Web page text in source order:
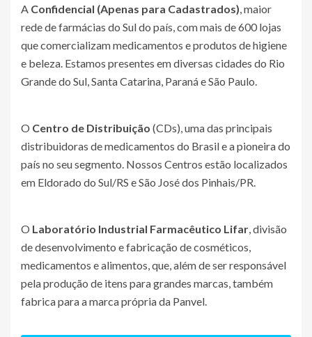
A Confidencial (Apenas para Cadastrados), maior
rede de farmácias do Sul do país, com mais de 600 lojas
que comercializam medicamentos e produtos de higiene
e beleza. Estamos presentes em diversas cidades do Rio
Grande do Sul, Santa Catarina, Paraná e São Paulo.
O Centro de Distribuição (CDs), uma das principais
distribuidoras de medicamentos do Brasil e a pioneira do
país no seu segmento. Nossos Centros estão localizados
em Eldorado do Sul/RS e São José dos Pinhais/PR.
O Laboratório Industrial Farmacêutico Lifar, divisão
de desenvolvimento e fabricação de cosméticos,
medicamentos e alimentos, que, além de ser responsável
pela produção de itens para grandes marcas, também
fabrica para a marca própria da Panvel.